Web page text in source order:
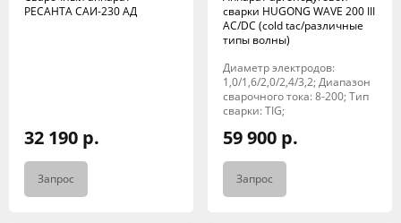
РЕСАНТА САИ-230 АД
32 190 р.
Запрос
сварки HUGONG WAVE 200 III
AC/DC (cold tac/различные
типы волны)
Диаметр электродов:
1,0/1,6/2,0/2,4/3,2; Диапазон
сварочного тока: 8-200; Тип
сварки: TIG;
59 900 р.
Запрос